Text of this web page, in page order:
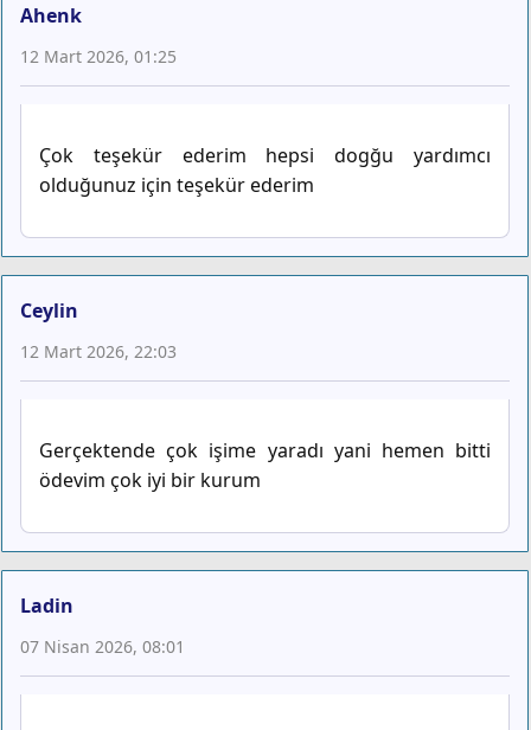
Ahenk
12 Mart 2026, 01:25
Çok teşekür ederim hepsi dogğu yardımcı
olduğunuz için teşekür ederim
Ceylin
12 Mart 2026, 22:03
Gerçektende çok işime yaradı yani hemen bitti
ödevim çok iyi bir kurum
Ladin
07 Nisan 2026, 08:01